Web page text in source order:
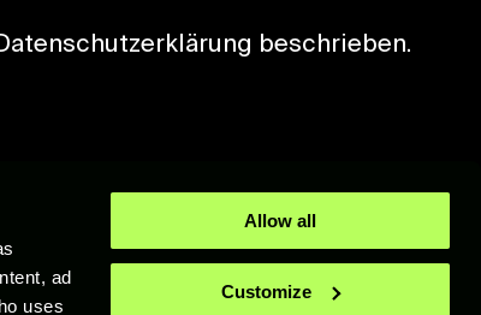
ad
uses
Allow all
Customize
beschrieben.
von XTEN Limited. Unreal® ist in den Vereinigten Staaten von
eingetragene Warenzeichen oder Warenzeichen von Sony